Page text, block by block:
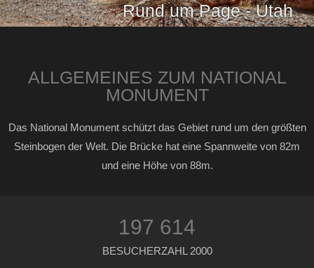
Rund um Page - Utah
ALLGEMEINES ZUM NATIONAL
MONUMENT
Das National Monument schützt das Gebiet rund um den größten
Steinbogen der Welt. Die Brücke hat eine Spannweite von 82m
und eine Höhe von 88m.
BESUCHERZAHL 2000
197 614